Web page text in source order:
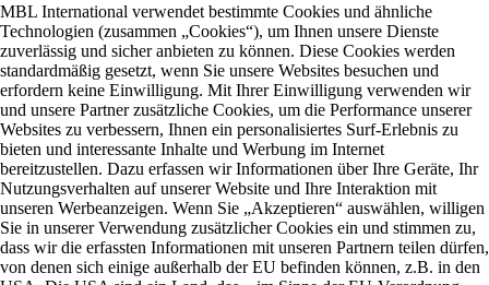
MBL International verwendet bestimmte Cookies und ähnliche
Technologien (zusammen „Cookies“), um Ihnen unsere Dienste
zuverlässig und sicher anbieten zu können. Diese Cookies werden
standardmäßig gesetzt, wenn Sie unsere Websites besuchen und
erfordern keine Einwilligung. Mit Ihrer Einwilligung verwenden wir
und unsere Partner zusätzliche Cookies, um die Performance unserer
Websites zu verbessern, Ihnen ein personalisiertes Surf-Erlebnis zu
bieten und interessante Inhalte und Werbung im Internet
bereitzustellen. Dazu erfassen wir Informationen über Ihre Geräte, Ihr
Nutzungsverhalten auf unserer Website und Ihre Interaktion mit
unseren Werbeanzeigen. Wenn Sie „Akzeptieren“ auswählen, willigen
Sie in unserer Verwendung zusätzlicher Cookies ein und stimmen zu,
dass wir die erfassten Informationen mit unseren Partnern teilen dürfen,
von denen sich einige außerhalb der EU befinden können, z.B. in den